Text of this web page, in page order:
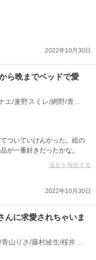
2022年10月30日
ら晩までベッドで愛
ついていけんかった。絵の
が一番好きだったかな。
違反を報告する
2022年10月30日
んに求愛されちゃいま